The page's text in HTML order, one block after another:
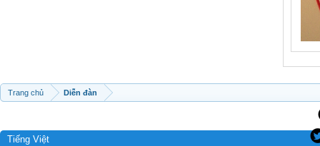
Trang chủ Diễn đàn
Tiếng Việt